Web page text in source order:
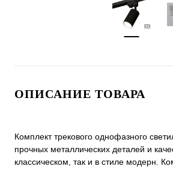
ОПИСАНИЕ ТОВАРА
Комплект трекового однофазного
прочных металлических деталей и
классическом, так и в стиле модерн.